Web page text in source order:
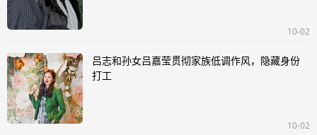
10-02
吕志和孙女吕嘉莹贯彻家族低调作风，隐藏身份
打工
10-02